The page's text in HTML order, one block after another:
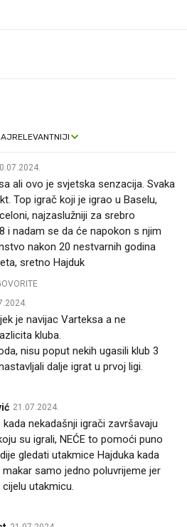
ali ovo je svjetska senzacija. Svaka
Top igrač koji je igrao u Baselu,
najzaslužniji za srebro
i nadam se da će napokon s njim
nakon 20 nestvarnih godina
sretno Hajduk👍
je navijac Varteksa a ne
kluba.
nisu poput nekih ugasili klub 3
dalje igrat u prvoj ligi.
21.07.2024.
kada nekadašnji igrači završavaju
su igrali, NEĆE to pomoći puno
gledati utakmice Hajduka kada
makar samo jedno poluvrijeme jer
utakmicu.